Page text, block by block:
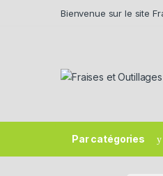
Bienvenue sur le site
Par catégories